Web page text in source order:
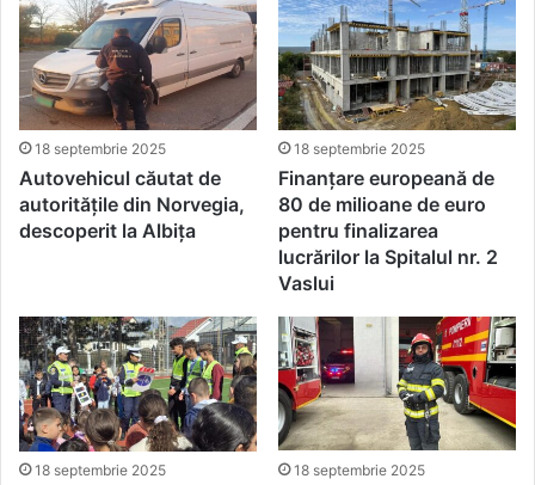
18 septembrie 2025
Autovehicul căutat de
autoritățile din Norvegia,
descoperit la Albiţa
18 septembrie 2025
Finanțare europeană de
80 de milioane de euro
pentru finalizarea
lucrărilor la Spitalul nr. 2
Vaslui
18 septembrie 2025 18 septembrie 2025